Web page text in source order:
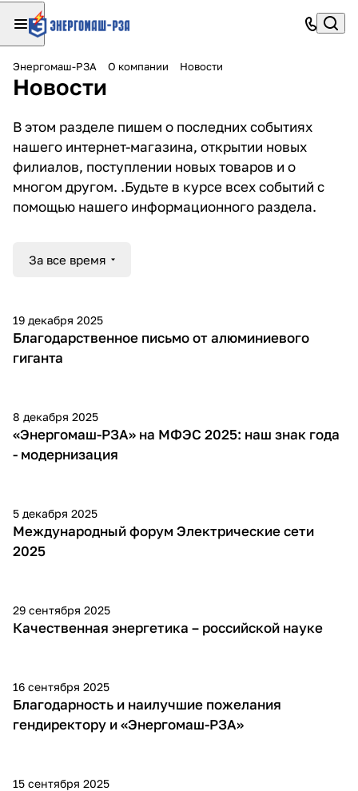
Энергомаш-РЗА О компании Новости
Новости
В этом разделе пишем о последних событиях
нашего интернет-магазина, открытии новых
филиалов, поступлении новых товаров и о
многом другом. .Будьте в курсе всех событий с
помощью нашего информационного раздела.
За все время
19 декабря 2025
Благодарственное письмо от алюминиевого
гиганта
8 декабря 2025
«Энергомаш-РЗА» на МФЭС 2025: наш знак года
- модернизация
5 декабря 2025
Международный форум Электрические сети
2025
29 сентября 2025
Качественная энергетика – российской науке
16 сентября 2025
Благодарность и наилучшие пожелания
гендиректору и «Энергомаш-РЗА»
15 сентября 2025